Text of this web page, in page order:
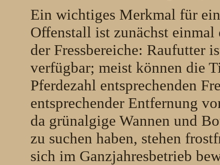
Ein wichtiges Merkmal für
Offenstall ist zunächst
der Fressbereiche: Raufutter
verfügbar; meist können die
Pferdezahl entsprechenden
entsprechender Entfernung
da grünalgige Wannen und
zu suchen haben, stehen
sich im Ganzjahresbetrieb